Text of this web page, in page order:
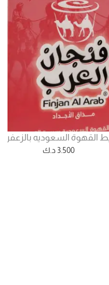
القهوة السعوديه
3.500 د.ك